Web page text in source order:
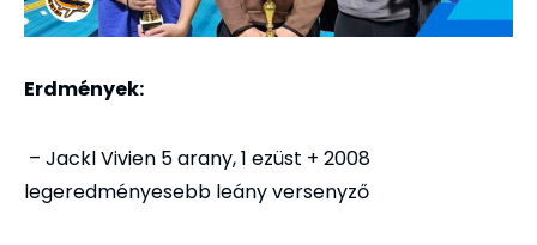
Erdmények:
– Jackl Vivien 5 arany, 1 ezüst + 2008
legeredményesebb leány versenyző